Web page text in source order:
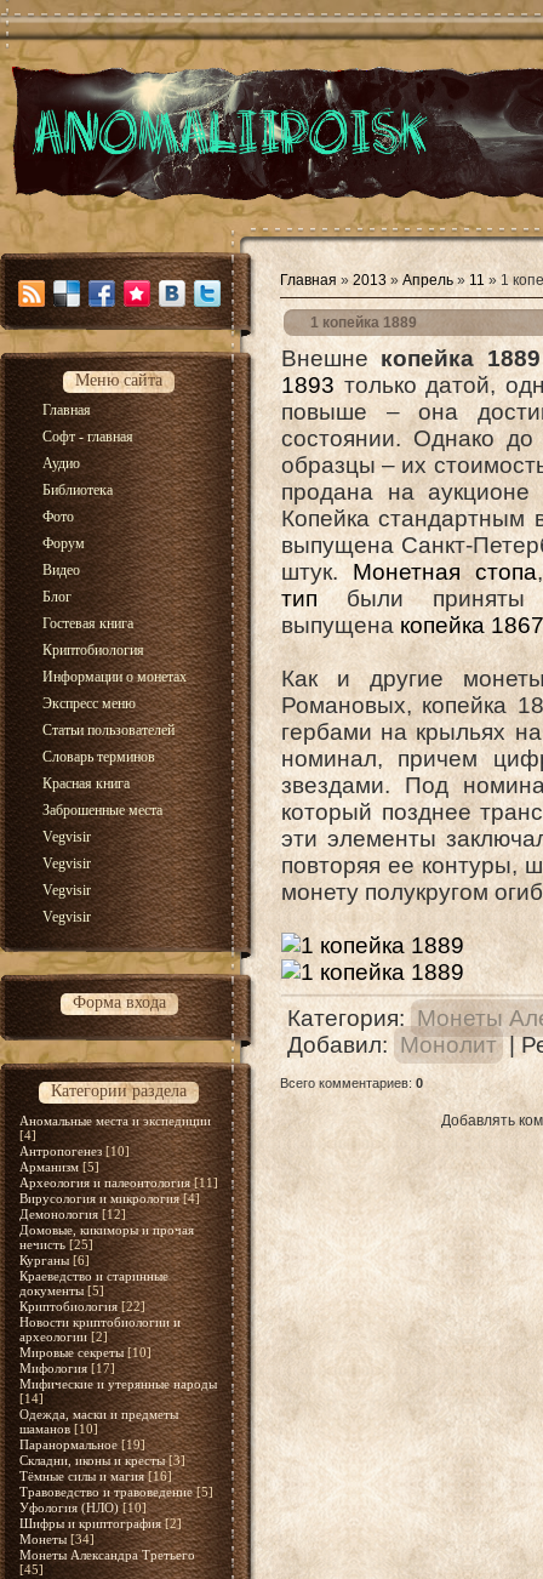
Меню сайта
Главная
Софт - главная
Аудио
Библиотека
Фото
Форум
Видео
Блог
Гостевая книга
Криптобиология
Информации о монетах
Экспресс меню
Статьи пользователей
Словарь терминов
Красная книга
Заброшенные места
Vegvisir
Vegvisir
Vegvisir
Vegvisir
Форма входа
Категории раздела
Аномальные места и экспедиции
[4]
Антропогенез [10]
Арманизм [5]
Археология и палеонтология [11]
Вирусология и микрология [4]
Демонология [12]
Домовые, кикиморы и прочая
нечисть [25]
Курганы [6]
Краеведство и старинные
документы [5]
Криптобиология [22]
Новости криптобиологии и
археологии [2]
Мировые секреты [10]
Мифология [17]
Мифические и утерянные народы
[14]
Одежда, маски и предметы
шаманов [10]
Паранормальное [19]
Складни, иконы и кресты [3]
Тёмные силы и магия [16]
Травоведство и травоведение [5]
Уфология (НЛО) [10]
Шифры и криптография [2]
Монеты [34]
Монеты Александра Третьего
[45]
Главная » 2013 » Апрель » 11» 1
1 копейка 1889
Внешнекопейка 1889
1893только датой,
повыше – она
состоянии. Однако
образцы – их
продана на
Копейка
выпущена Санкт-
штук. Монетная стопа
типбыли приняты
выпущена копейка
Как и другие
Романовых, копейка
гербами на крыльях
номинал, причем
звездами. Под
который позднее
эти элементы
повторяя ее контуры,
монету полукругом
Категория: Монеты
Добавил: Монолит |
Всего комментариев: 0
Добавлять